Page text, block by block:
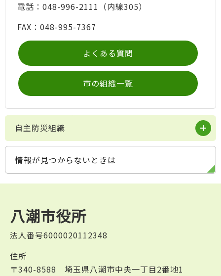
電話：048-996-2111（内線305）
FAX：048-995-7367
よくある質問
市の組織一覧
自主防災組織
情報が見つからないときは
八潮市役所
法人番号6000020112348
住所
〒340-8588 埼玉県八潮市中央一丁目2番地1